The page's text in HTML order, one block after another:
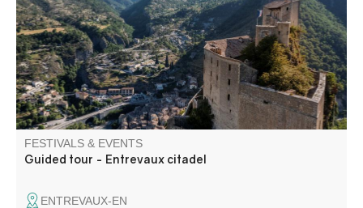
phases of the town's fortifications.
FESTIVALS & EVENTS
Guided tour - Entrevaux citadel
ENTREVAUX-EN